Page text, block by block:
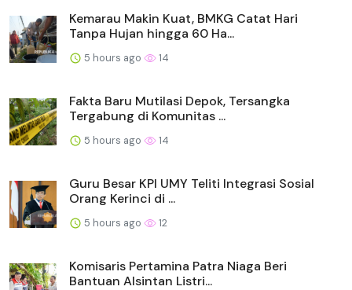
Kemarau Makin Kuat, BMKG Catat Hari
Tanpa Hujan hingga 60 Ha...
5 hours ago 14
Fakta Baru Mutilasi Depok, Tersangka
Tergabung di Komunitas ...
5 hours ago 14
Guru Besar KPI UMY Teliti Integrasi Sosial
Orang Kerinci di ...
5 hours ago 12
Komisaris Pertamina Patra Niaga Beri
Bantuan Alsintan Listri...